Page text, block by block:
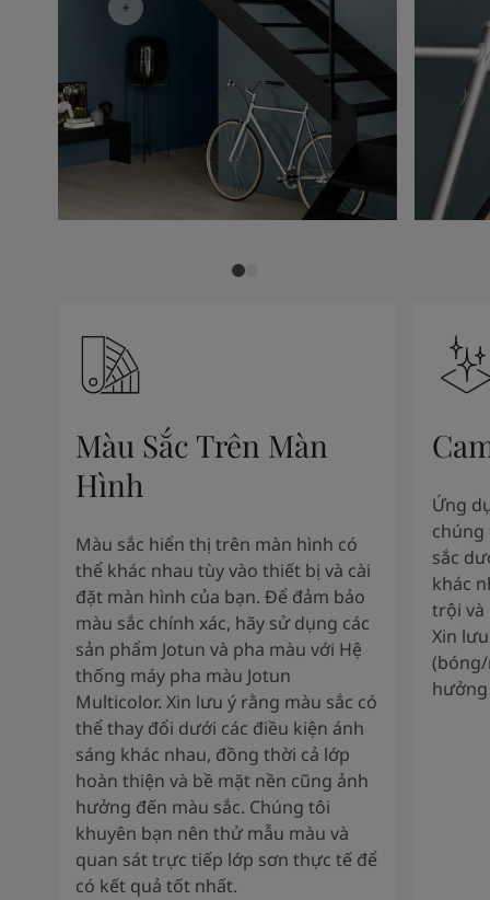
Màu Sắc Trên Màn
Hình
Màu sắc hiển thị trên màn hình có
thể khác nhau tùy vào thiết bị và cài
đặt màn hình của bạn. Để đảm bảo
màu sắc chính xác, hãy sử dụng các
sản phẩm Jotun và pha màu với Hệ
thống máy pha màu Jotun
Multicolor. Xin lưu ý rằng màu sắc có
thể thay đổi dưới các điều kiện ánh
sáng khác nhau, đồng thời cả lớp
hoàn thiện và bề mặt nền cũng ảnh
hưởng đến màu sắc. Chúng tôi
khuyên bạn nên thử mẫu màu và
quan sát trực tiếp lớp sơn thực tế để
có kết quả tốt nhất.
Ứng
chúng
sắc
khác
trội và
Xin
hưởng